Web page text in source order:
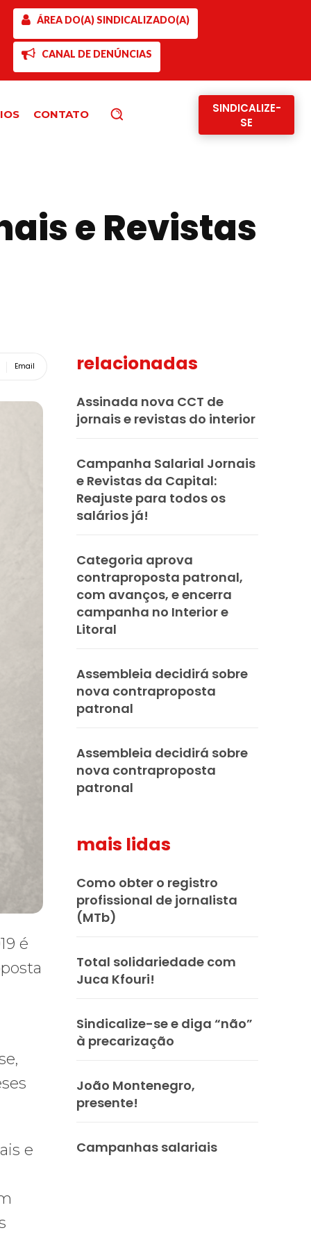
ÁREA DO(A) SINDICALIZADO(A)
CANAL DE DENÚNCIAS
CONTATO
SINDICALIZE-
SE
e Revistas
Email
é
e
relacionadas
Assinada nova CCT de
jornais e revistas do interior
Campanha Salarial Jornais
e Revistas da Capital:
Reajuste para todos os
salários já!
Categoria aprova
contraproposta patronal,
com avanços, e encerra
campanha no Interior e
Litoral
Assembleia decidirá sobre
nova contraproposta
patronal
Assembleia decidirá sobre
nova contraproposta
patronal
mais lidas
Como obter o registro
profissional de jornalista
(MTb)
Total solidariedade com
Juca Kfouri!
Sindicalize-se e diga “não”
à precarização
João Montenegro,
presente!
Campanhas salariais